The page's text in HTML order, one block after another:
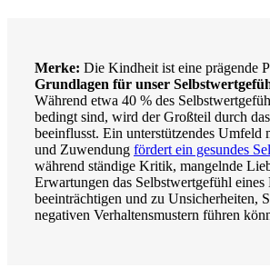
Merke: Die Kindheit ist eine prägende
Grundlagen für unser
Während etwa 40 % des
bedingt sind, wird der Großteil durch
beeinflusst. Ein unterstützendes Umfeld
und Zuwendung fördert ein gesundes
während ständige Kritik, mangelnde
Erwartungen das Selbstwertgefühl
beeinträchtigen und zu Unsicherheiten,
negativen Verhaltensmustern führen